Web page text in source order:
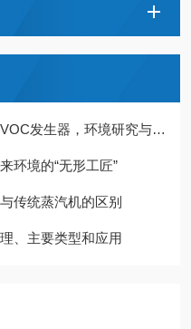
环境研究与检测校准的可靠之源
环境的“无形工匠”
传统蒸汽机的区别
、主要类型和应用